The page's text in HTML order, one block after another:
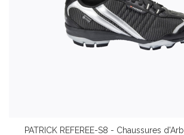
PATRICK REFEREE-S8 - Chaussures